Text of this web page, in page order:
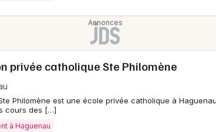
privée catholique Ste Philomène
Philomène est une école privée catholique à
cours des […]
à Haguenau